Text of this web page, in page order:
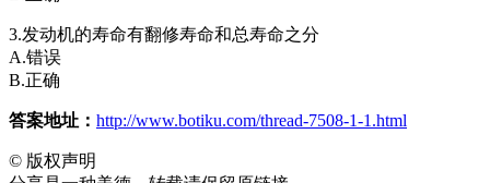
3.发动机的寿命有翻修寿命和总寿命之分
A.错误
B.正确
答案地址： http://www.botiku.com/thread-7508-1-1.html
© 版权声明